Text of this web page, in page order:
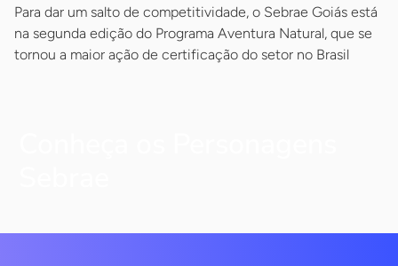
Para dar um salto de competitividade, o Sebrae Goiás está
na segunda edição do Programa Aventura Natural, que se
tornou a maior ação de certificação do setor no Brasil